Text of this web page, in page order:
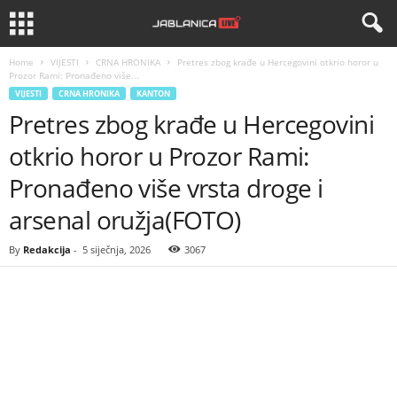
Home VIJESTI CRNA HRONIKA
Pretres zbog krađe u Hercegovini otkrio horor u
Prozor Rami: Pronađeno više...
VIJESTI CRNA HRONIKA KANTON
Pretres zbog krađe u Hercegovini
otkrio horor u Prozor Rami:
Pronađeno više vrsta droge i
arsenal oružja(FOTO)
By Redakcija - 5 siječnja, 2026 3067